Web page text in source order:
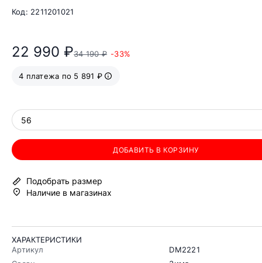
Код: 2211201021
22 990 ₽34 190 ₽ -33%
4 платежа по 5 891 ₽
56
ДОБАВИТЬ В КОРЗИНУ
Подобрать размер
Наличие в магазинах
ХАРАКТЕРИСТИКИ
Артикул
DM2221